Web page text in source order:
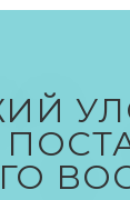
СМОТРЕТЬ ВСЕ